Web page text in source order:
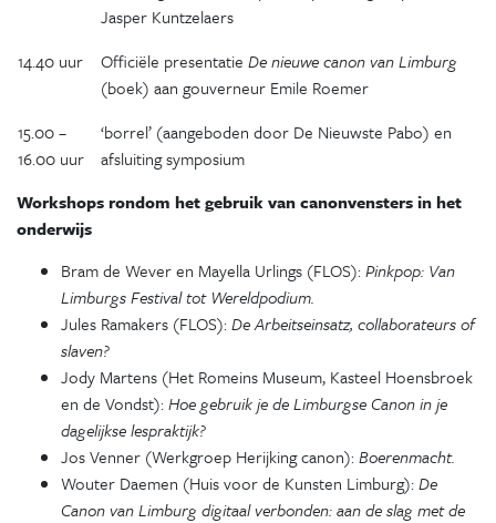
Jasper Kuntzelaers
14.40 uur
Officiële presentatie De nieuwe canon van Limburg
(boek) aan gouverneur Emile Roemer
15.00 –
16.00 uur
‘borrel’ (aangeboden door De Nieuwste Pabo) en
afsluiting symposium
Workshops rondom het gebruik van canonvensters in het
onderwijs
Bram de Wever en Mayella Urlings (FLOS):Pinkpop: Van
Limburgs Festival tot Wereldpodium.
Jules Ramakers (FLOS):De Arbeitseinsatz, collaborateurs of
slaven?
Jody Martens (Het Romeins Museum, Kasteel Hoensbroek
en de Vondst):Hoe gebruik je de Limburgse Canon in je
dagelijkse lespraktijk?
Jos Venner (Werkgroep Herijking canon):Boerenmacht.
Wouter Daemen (Huis voor de Kunsten Limburg):De
Canon van Limburg digitaal verbonden: aan de slag met de